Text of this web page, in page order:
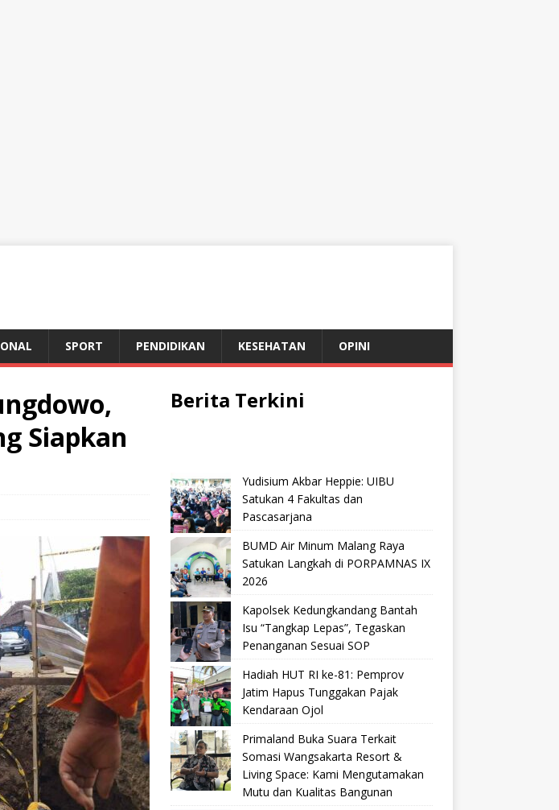
SPORT PENDIDIKAN KESEHATAN OPINI
Siapkan
Berita Terkini
Yudisium Akbar Heppie: UIBU
Satukan 4 Fakultas dan
Pascasarjana
BUMD Air Minum Malang Raya
Satukan Langkah di PORPAMNAS IX
2026
Kapolsek Kedungkandang Bantah
Isu “Tangkap Lepas”, Tegaskan
Penanganan Sesuai SOP
Hadiah HUT RI ke-81: Pemprov
Jatim Hapus Tunggakan Pajak
Kendaraan Ojol
Primaland Buka Suara Terkait
Somasi Wangsakarta Resort &
Living Space: Kami Mengutamakan
Mutu dan Kualitas Bangunan